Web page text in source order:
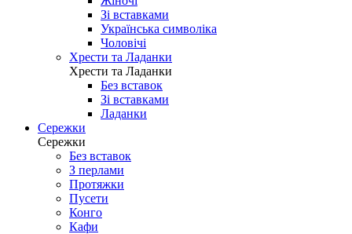
Зі вставками
Українська символіка
Чоловічі
Хрести та Ладанки
Хрести та Ладанки
Без вставок
Зі вставками
Ладанки
Сережки
Сережки
Без вставок
З перлами
Протяжки
Пусети
Конго
Кафи